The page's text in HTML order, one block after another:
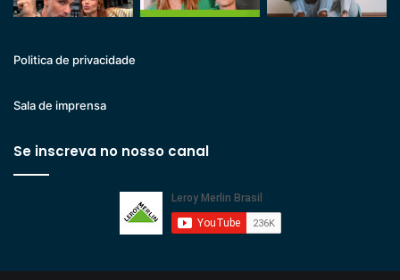
Politica de privacidade
Sala de imprensa
Se inscreva no nosso canal